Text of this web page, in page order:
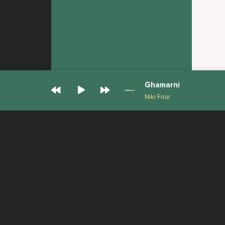
Ghamarni
Niki Four